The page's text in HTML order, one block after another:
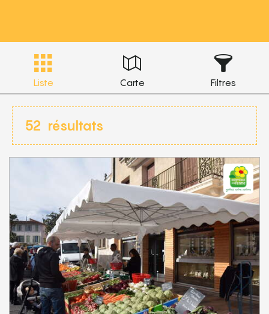
Liste Carte Filtres
52 résultats